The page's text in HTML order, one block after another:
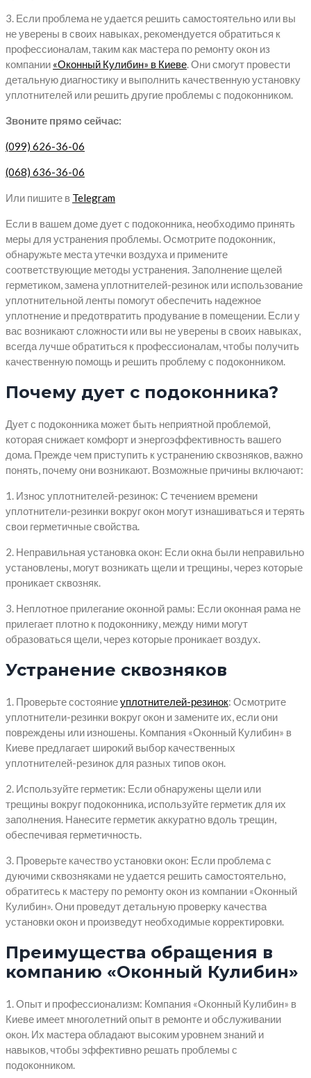
3. Если проблема не удается решить самостоятельно или вы
не уверены в своих навыках, рекомендуется обратиться к
профессионалам, таким как мастера по ремонту окон из
компании «Оконный Кулибин» в Киеве. Они смогут провести
детальную диагностику и выполнить качественную установку
уплотнителей или решить другие проблемы с подоконником.
Звоните прямо сейчас:
(099) 626-36-06
(068) 636-36-06
Или пишите в Telegram
Если в вашем доме дует с подоконника, необходимо принять
меры для устранения проблемы. Осмотрите подоконник,
обнаружьте места утечки воздуха и примените
соответствующие методы устранения. Заполнение щелей
герметиком, замена уплотнителей-резинок или использование
уплотнительной ленты помогут обеспечить надежное
уплотнение и предотвратить продувание в помещении. Если у
вас возникают сложности или вы не уверены в своих навыках,
всегда лучше обратиться к профессионалам, чтобы получить
качественную помощь и решить проблему с подоконником.
Почему дует с подоконника?
Дует с подоконника может быть неприятной проблемой,
которая снижает комфорт и энергоэффективность вашего
дома. Прежде чем приступить к устранению сквозняков, важно
понять, почему они возникают. Возможные причины включают:
1. Износ уплотнителей-резинок: С течением времени
уплотнители-резинки вокруг окон могут изнашиваться и терять
свои герметичные свойства.
2. Неправильная установка окон: Если окна были неправильно
установлены, могут возникать щели и трещины, через которые
проникает сквозняк.
3. Неплотное прилегание оконной рамы: Если оконная рама не
прилегает плотно к подоконнику, между ними могут
образоваться щели, через которые проникает воздух.
Устранение сквозняков
1. Проверьте состояниеуплотнителей-резинок: Осмотрите
уплотнители-резинки вокруг окон и замените их, если они
повреждены или изношены. Компания «Оконный Кулибин» в
Киеве предлагает широкий выбор качественных
уплотнителей-резинок для разных типов окон.
2. Используйте герметик: Если обнаружены щели или
трещины вокруг подоконника, используйте герметик для их
заполнения. Нанесите герметик аккуратно вдоль трещин,
обеспечивая герметичность.
3. Проверьте качество установки окон: Если проблема с
дуючими сквозняками не удается решить самостоятельно,
обратитесь к мастеру по ремонту окон из компании «Оконный
Кулибин». Они проведут детальную проверку качества
установки окон и произведут необходимые корректировки.
Преимущества обращения в
компанию «Оконный Кулибин»
1. Опыт и профессионализм: Компания «Оконный Кулибин» в
Киеве имеет многолетний опыт в ремонте и обслуживании
окон. Их мастера обладают высоким уровнем знаний и
навыков, чтобы эффективно решать проблемы с
подоконником.